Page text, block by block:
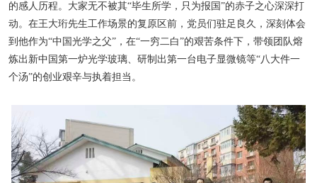
的感人历程。大家无不被其“毕生所学，只为报国”的赤子之心深深打
动。在王大珩先生工作场景的复原区前，党员们驻足良久，深刻体会
到他作为“中国光学之父”，在“一穷二白”的艰苦条件下，带领团队熔
炼出新中国第一炉光学玻璃、研制出第一台电子显微镜等“八大件一
个汤”的创业艰辛与执着担当。